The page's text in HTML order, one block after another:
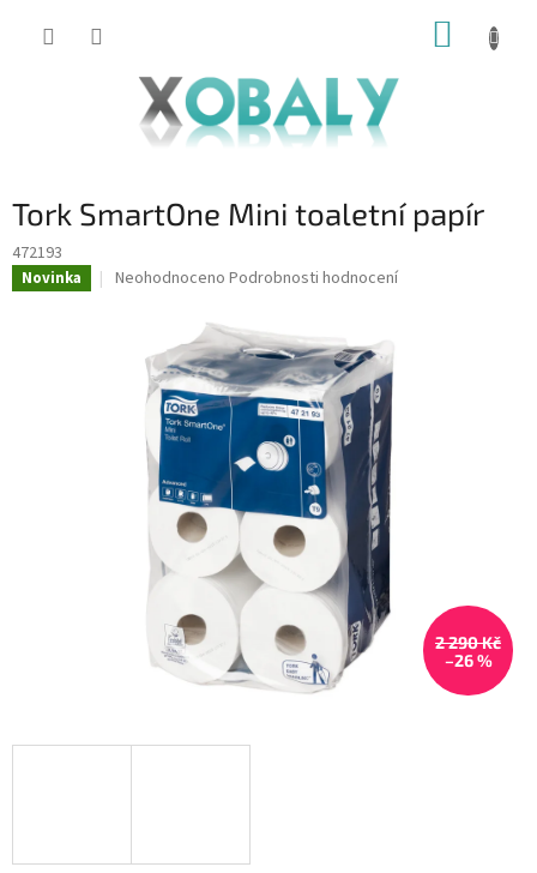
KOŠÍK
Tork SmartOne Mini toaletní papír
472193
Novinka
Průměrné
hvězdiček.
Neohodnoceno Podrobnosti hodnocení
2 290 Kč
–26 %